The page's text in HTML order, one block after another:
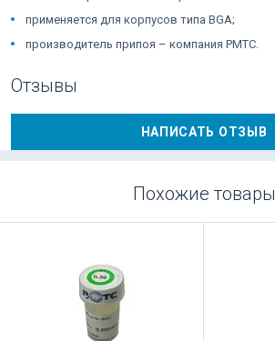
применяется для корпусов типа BGA;
производитель припоя – компания PMTC.
Отзывы
НАПИСАТЬ ОТЗЫВ
Похожие товары